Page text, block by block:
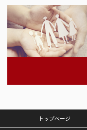
トップページ